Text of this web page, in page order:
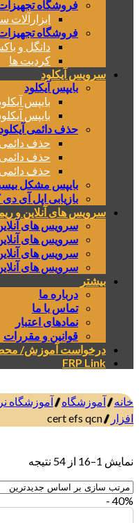
فروشگاه
ابزارآلات
فروشگاه
دانگل و
کردیت ها
سرویس آیکلود
بایپس آیکلود
بایپس آیکلود
بایپس
حذف دائمی آیکلود
حذف دائمی
حذف دائمی
حذف دائمی
بایپس مشکل
بازیابی اپل آی دی
سرویس های آنلاین و
سرویس های
سرویس های
سرویس های آنلاین
سرویس های
بیشتر
درباره ما
تماس با ما
نمادهای اعتبار
قوانین و مقررات
درخواست آموزش/
FRP Link
خانه/ آموزشگاه / آموزشگاه
افزار cert efs qcn
نمایش 1–16 از 54 نتیجه
40% -